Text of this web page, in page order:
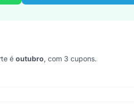
é outubro, com 3 cupons.